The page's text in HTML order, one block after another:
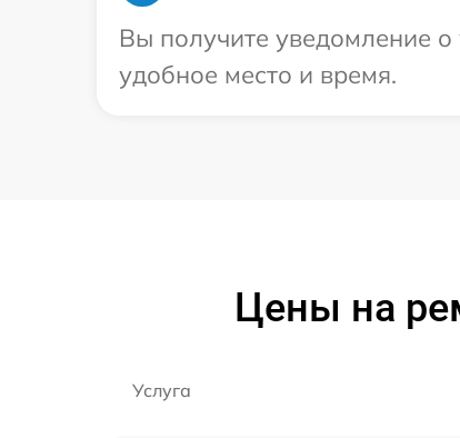
Вы получите уведомление
удобное место и время.
Цены на
Услуга